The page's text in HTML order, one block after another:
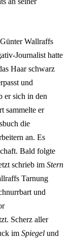
Wallraffs
Journalist hatte
Haar schwarz
und
er sich in den
sammelte er
die
an. Es
Bald folgte
schrieb im Stern
Tarnung
und
Scherz aller
im Spiegel und